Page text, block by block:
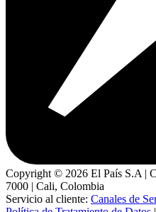
Copyright © 2026 El País S.A |
7000 | Cali, Colombia
Servicio al cliente: Canales de